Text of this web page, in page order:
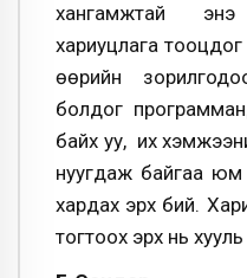
хангамжтай энэ
хариуцлага
өөрийн
болдог
байх уу, их
нуугдаж байгаа
хардах эрх бий.
тогтоох эрх нь